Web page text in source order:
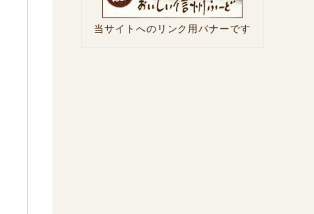
当サイトへのリンク用バナーです